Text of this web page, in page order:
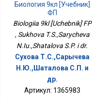
Биология 9кл [Учебник]
ФП
Biologiia 9kl [Uchebnik] FP
, Sukhova T.S.,Sarycheva
N.Iu.,Shatalova S.P. i dr.
Сухова Т.С.,Сарычева
Н.Ю.,Шаталова С.П. и
др.
Артикул: 1365983